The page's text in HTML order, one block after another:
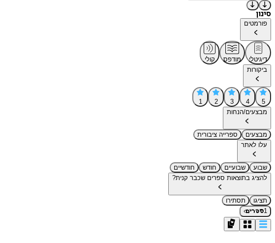
סינון
פורמטים
דיגיטלי מודפס
קולי
ביקורות
5
4
3
2
1
מבצעים/הנחות
מבצעים
ספרייה ציבורית
עלו לאתר
שבוע שבועיים חודש
חודשיים
להציג בתוצאות ספרים שכבר קנית?
תציגו
תסתירו
1ספרים›